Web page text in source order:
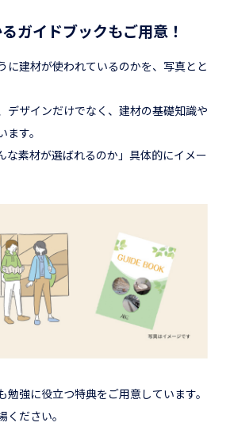
ガイドブックもご用意！
に建材が使われているのかを、写真とと
デザインだけでなく、建材の基礎知識や
す。
な素材が選ばれるのか」具体的にイメー
勉強に役立つ特典をご用意しています。
ください。